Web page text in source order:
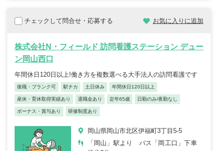
チェックして問合せ・応募する お気に入りに追加
株式会社N・フィールド 訪問看護ステーション デュー
ン岡山西口
年間休日120日以上!働き方を複数選べる大手法人の訪問看護です
復職・ブランク可 駅チカ 土日休み 年間休日120日以上
産休・育休取得実績あり 退職金あり 定年65歳 日勤のみ/夜勤なし
ボーナス・賞与あり 研修制度あり
岡山県岡山市北区伊福町3丁目5-5
「岡山」駅より バス「岡工口」下車